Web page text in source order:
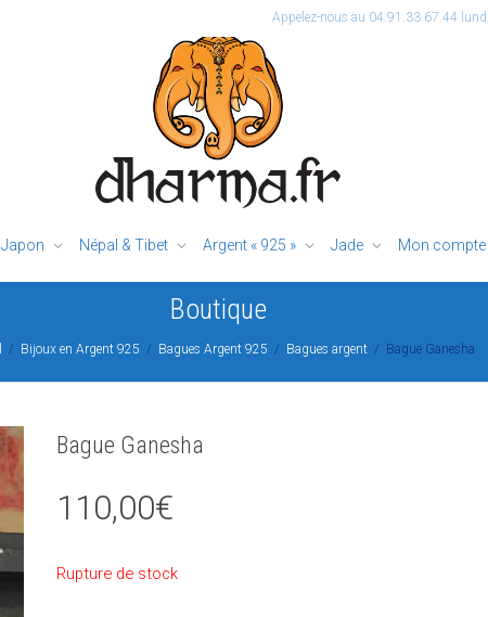
Appelez-nous au 04.91.33.67.44
Japon Népal & Tibet Argent « 925 » Jade Mon compte
Boutique
Bijoux en Argent 925 Bagues Argent 925 Bagues argent Bague Ganesha
Bague Ganesha
110,00€
Rupture de stock